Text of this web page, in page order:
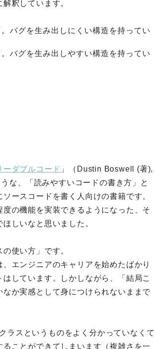
釈しています。
バグを生み出しにくい構造を持ってい
バグを生み出しやすい構造を持ってい
ーダブルコード 」（Dustin Boswell (著),
な、「読みやすいコードの書き方」と
ースコードを書く人向けの書籍です。
の機能を実装できるようになった、そ
しいなと思いました。
使い方」です。
エンジニアのキャリアを始めたばかり
しています。しかしながら、「結局こ
か実感として身につけられないままで
ラスというものをよく分かっていなくて
ことができてしまいます（複雑さを一